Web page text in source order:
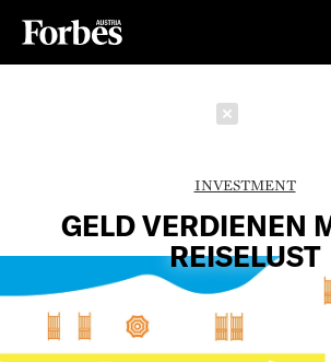
INVESTMENT
GELD VERDIENEN
REISELUST